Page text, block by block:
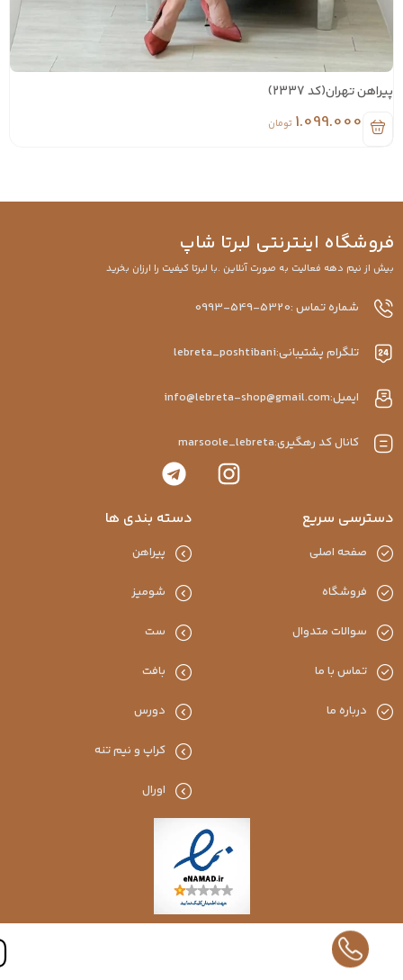
تهران(کد 2337)
1.099.000 تومان
اینترنتی لبرتا شاپ
از نیم دهه فعالیت به صورت آنلاین .با لبرتا کیفیت را ارزان بخرید
شماره تماس :5320-549-0993
تلگرام پشتیبانی:lebreta_poshtibani
ایمیل:info@lebreta-shop@gmail.com
کانال کد رهگیری:marsoole_lebreta
سریع
صفحه اصلی
فروشگاه
سوالات متدوال
تماس با ما
درباره ما
دسته بندی ها
پیراهن
شومیز
ست
بافت
دورس
کراپ و نیم تنه
اورال